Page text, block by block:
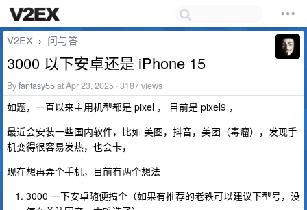
V2EX › 问与答
3000 以下安卓还是 iPhone 15
Byfantasy55at Apr 23, 2025 · 3187 views
如题，一直以来主用机型都是 pixel ， 目前是 pixel9 ，
最近会安装一些国内软件，比如 美图，抖音，美团（毒瘤），发现手
机变得很容易发热，也会卡，
现在想再弄个手机，目前有两个想法
3000 一下安卓随便搞个（如果有推荐的老铁可以建议下型号，没